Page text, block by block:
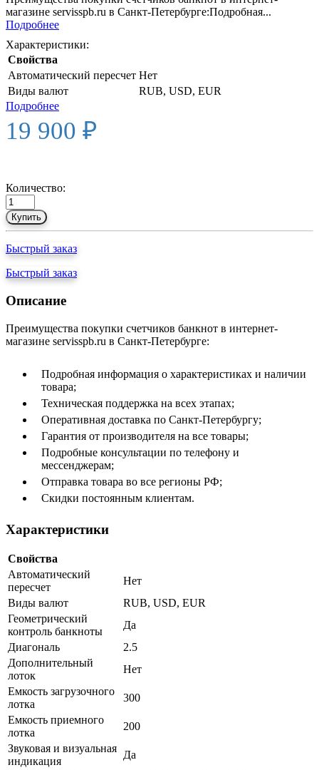
магазине servisspb.ru в Санкт-Петербурге:Подробная...
Подробнее
Характеристики:
Свойства
Автоматический пересчет Нет
Виды валют
RUB, USD, EUR
Подробнее
19 900 ₽
Количество:
Купить
Быстрый заказ
Быстрый заказ
Описание
Преимущества покупки счетчиков банкнот в интернет-
магазине servisspb.ru в Санкт-Петербурге:
Подробная информация о характеристиках и наличии
товара;
Техническая поддержка на всех этапах;
Оперативная доставка по Санкт-Петербургу;
Гарантия от производителя на все товары;
Подробные консультации по телефону и
мессенджерам;
Отправка товара во все регионы РФ;
Скидки постоянным клиентам.
Характеристики
Свойства
Автоматический
пересчет
Нет
Виды валют
RUB, USD, EUR
Геометрический
контроль банкноты
Да
Диагональ
2.5
Дополнительный
лоток
Нет
Емкость загрузочного
лотка
300
Емкость приемного
лотка
200
Звуковая и визуальная
индикация
Да